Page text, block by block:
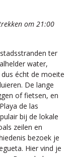
om 21:00
ter
water,
écht de moeite
De lange
of fietsen, en
de las
bij de lokale
zeilen en
bezoek je
Hier vind je